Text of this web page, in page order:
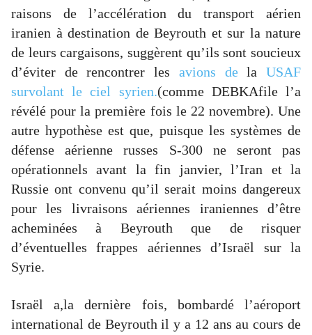
raisons de l’accélération du transport aérien
iranien à destination de Beyrouth et sur la nature
de leurs cargaisons, suggèrent qu’ils sont soucieux
d’éviter de rencontrer les avions delaUSAF
survolant le ciel syrien.(comme DEBKAfile l’a
révélé pour la première fois le 22 novembre). Une
autre hypothèse est que, puisque les systèmes de
défense aérienne russes S-300 ne seront pas
opérationnels avant la fin janvier, l’Iran et la
Russie ont convenu qu’il serait moins dangereux
pour les livraisons aériennes iraniennes d’être
acheminées à Beyrouth que de risquer
d’éventuelles frappes aériennes d’Israël sur la
Syrie.
Israël a,la dernière fois, bombardé l’aéroport
international de Beyrouth il y a 12 ans au cours de